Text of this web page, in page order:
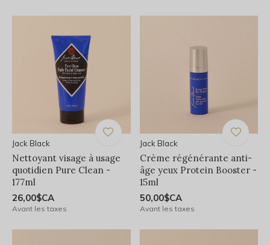
Jack Black
Nettoyant visage à usage
quotidien Pure Clean -
177ml
26,00$CA
Avant les taxes
Jack Black
Crème régénérante anti-
âge yeux Protein Booster -
15ml
50,00$CA
Avant les taxes